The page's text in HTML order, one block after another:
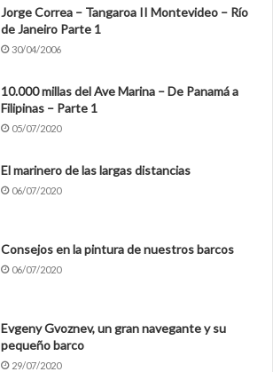
Jorge Correa – Tangaroa II Montevideo – Río
de Janeiro Parte 1
30/04/2006
10.000 millas del Ave Marina – De Panamá a
Filipinas – Parte 1
05/07/2020
El marinero de las largas distancias
06/07/2020
Consejos en la pintura de nuestros barcos
06/07/2020
Evgeny Gvoznev, un gran navegante y su
pequeño barco
29/07/2020